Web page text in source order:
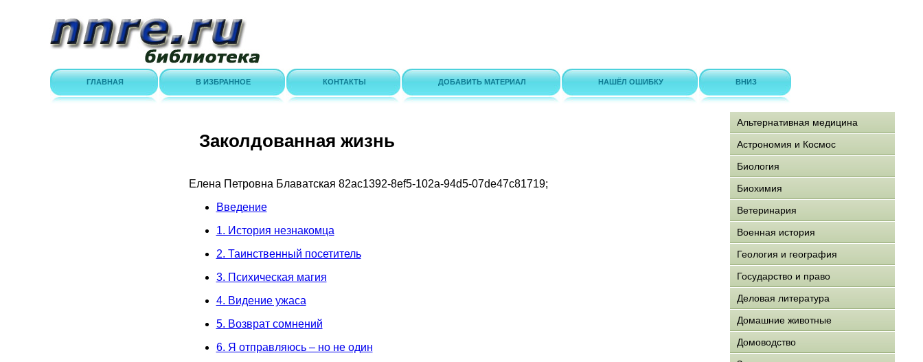
ГЛАВНАЯ В ИЗБРАННОЕ КОНТАКТЫ ДОБАВИТЬ МАТЕРИАЛ НАШЁЛ ОШИБКУ ВНИЗ
Заколдованная жизнь
Елена Петровна Блаватская 82ac1392-8ef5-102a-94d5-07de47c81719;
Введение
1. История незнакомца
2. Таинственный посетитель
3. Психическая магия
4. Видение ужаса
5. Возврат сомнений
6. Я отправляюсь – но не один
Альтернативная медицина
Астрономия и Космос
Биология
Биохимия
Ветеринария
Военная история
Геология и география
Государство и право
Деловая литература
Домашние животные
Домоводство